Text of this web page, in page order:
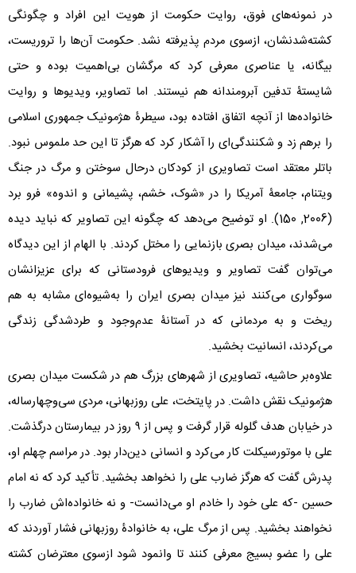
در نمونه‌های فوق، روایت حکومت از هویت این افراد و چگونگی
کشته‌شدنشان، ازسوی مردم پذیرفته نشد. حکومت آن‌ها را تروریست،
بیگانه، یا عناصری معرفی کرد که مرگشان بی‌اهمیت بوده و حتی
شایستۀ تدفین آبرومندانه هم نیستند. اما تصاویر، ویدیوها و روایت
خانواده‌ها از آنچه اتفاق افتاده بود، سیطرۀ هژمونیک جمهوری اسلامی
را برهم زد و شکنندگی‌ای را آشکار کرد که هرگز تا این حد ملموس نبود.
باتلر معتقد است تصاویری از کودکان درحال سوختن و مرگ در جنگ
ویتنام، جامعۀ آمریکا را در «شوک، خشم، پشیمانی و اندوه» فرو برد
(
2006
,
150). او توضیح می‌دهد که چگونه این تصاویر که نباید دیده
می‌شدند، میدان بصری بازنمایی را مختل کردند. با الهام از این دیدگاه
می‌توان گفت تصاویر و ویدیوهای فرودستانی که برای عزیزانشان
سوگواری می‌کنند نیز میدان بصری ایران را به‌شیوه‌ای مشابه به هم
ریخت و به مردمانی که در آستانۀ عدم‌وجود و طردشدگی زندگی
می‌کردند، انسانیت بخشید.
علاوه‌بر حاشیه، تصاویری از شهرهای بزرگ هم در شکست میدان بصری
هژمونیک نقش داشت. در پایتخت، علی روزبهانی، مردی سی‌وچهارساله،
در خیابان هدف گلوله قرار گرفت و پس از۹ روز در بیمارستان درگذشت.
علی با موتورسیکلت کار می‌کرد و انسانی دین‌دار بود. در مراسم چهلم او،
پدرش گفت که هرگز ضارب علی را نخواهد بخشید. تأکید کرد که نه امام
حسین -که علی خود را خادم او می‌دانست- و نه خانواده‌اش ضارب را
نخواهند بخشید. پس از مرگ علی، به خانوادۀ روزبهانی فشار آوردند که
علی را عضو بسیج معرفی کنند تا وانمود شود ازسوی معترضان کشته